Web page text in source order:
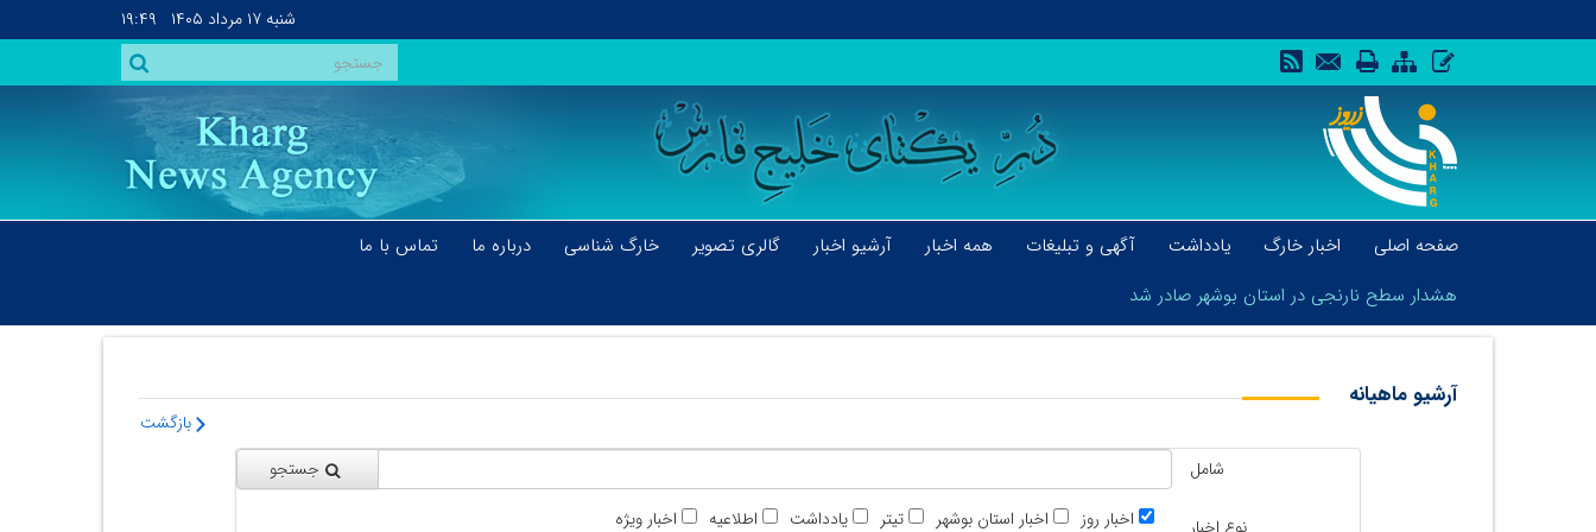
شنبه ۱۷ مرداد ۱۴۰۵ ۱۹:۴۹
صفحه اصلی اخبار خارگ یادداشت آگهی و تبلیغات همه اخبار آرشیو اخبار گالری تصویر خارگ شناسی درباره ما
تماس با ما
هشدار سطح نارنجی در استان بوشهر صادر شد
هشدار سطح نارنجی در استان بوشهر صادر شد
آرشیو ماهیانه
بازگشت
شامل
جستجو
اخبار روز اخبار استان بوشهر تیتر یادداشت اطلاعیه اخبار ویژه